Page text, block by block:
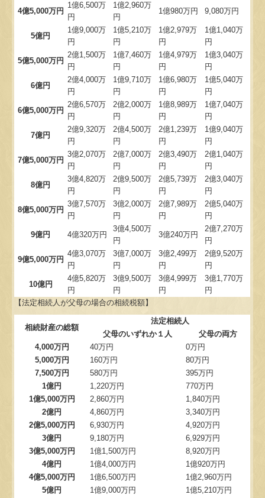
4億5,000万円
1億6,500万
円
1億2,960万
円
1億980万円 9,080万円
5億円
1億9,000万
円
1億5,210万
円
1億2,979万
円
1億1,040万
円
5億5,000万円
2億1,500万
円
1億7,460万
円
1億4,979万
円
1億3,040万
円
6億円
2億4,000万
円
1億9,710万
円
1億6,980万
円
1億5,040万
円
6億5,000万円
2億6,570万
円
2億2,000万
円
1億8,989万
円
1億7,040万
円
7億円
2億9,320万
円
2億4,500万
円
2億1,239万
円
1億9,040万
円
7億5,000万円
3億2,070万
円
2億7,000万
円
2億3,490万
円
2億1,040万
円
8億円
3億4,820万
円
2億9,500万
円
2億5,739万
円
2億3,040万
円
8億5,000万円
3億7,570万
円
3億2,000万
円
2億7,989万
円
2億5,040万
円
9億円 4億320万円
3億4,500万
円
3億240万円
2億7,270万
円
9億5,000万円
4億3,070万
円
3億7,000万
円
3億2,499万
円
2億9,520万
円
10億円
4億5,820万
円
3億9,500万
円
3億4,999万
円
3億1,770万
円
【法定相続人が父母の場合の相続税額】
相続財産の総額
法定相続人
父母のいずれか１人
父母の両方
4,000万円
40万円
0万円
5,000万円
160万円
80万円
7,500万円
580万円
395万円
1億円
1,220万円
770万円
1億5,000万円
2,860万円
1,840万円
2億円
4,860万円
3,340万円
2億5,000万円
6,930万円
4,920万円
3億円
9,180万円
6,929万円
3億5,000万円
1億1,500万円
8,920万円
4億円
1億4,000万円
1億920万円
4億5,000万円
1億6,500万円
1億2,960万円
5億円
1億9,000万円
1億5,210万円